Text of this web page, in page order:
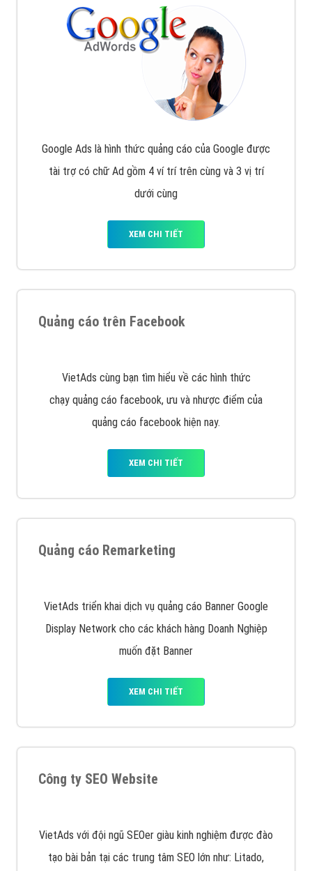
Nếu bạn đang cần quảng cáo, thiết kế web,
triển Website cho doanh nghiệp mình
. Đừng chần
chừ hãy nhấc máy lên và gọi ngay cho chúng tôi theo
Hotline: 0964 82 6644 (24/7) hoặc email:
để được tư vấn chuyên
sâu về giải pháp marketing hiệu quả cho doanh nghiệp
Google Ads là hình thức quảng cáo của Google được
tài trợ có chữ Ad gồm 4 ví trí trên cùng và 3 vị trí
dưới cùng
Quảng cáo trên Facebook